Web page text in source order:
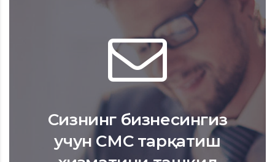
Сизнинг бизнесингиз
учун СМС тарқатиш